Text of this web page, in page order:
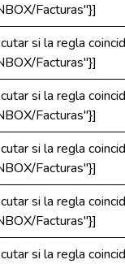
Facturas"}]
si la regla
Facturas"}]
si la regla
Facturas"}]
si la regla
Facturas"}]
si la regla
Facturas"}]
si la regla